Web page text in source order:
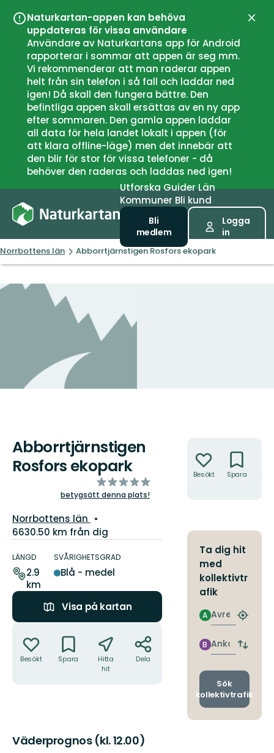
Naturkartan-appen kan behöva
uppdateras för vissa användare
Användare av Naturkartans app för Android
rapporterar i sommar att appen är seg mm.
Vi rekommenderar att man raderar appen
helt från sin telefon i så fall och laddar ned
igen! Då skall den fungera bättre. Den
befintliga appen skall ersättas av en ny app
efter sommaren. Den gamla appen laddar
all data för hela landet lokalt i appen (för
att klara offline-läge) men det innebär att
den blir för stor för vissa telefoner - då
behöver den raderas och laddas ned igen!
UtforskaGuiderLän
Kommuner Bli kund
Bli
medlem
Logga
in
Norrbottens län Abborrtjärnstigen Rosfors ekopark
Abborrtjärnstigen
Rosfors ekopark
av
5
betygsätt denna plats!
Län:
Norrbottens län
6630.50 km från dig
om
leden
LÄNGD
2.9
km
SVÅRIGHETSGRAD
Blå - medel
Visa på kartan
Besökt Spara
Hitta
hit
Dela
Väderprognos (kl. 12.00)
Besökt Spara
Ta dig hit
med
kollektivtr
afik
Avresa
A
Hitta
Ankomst
B
Byt
och
Sök
kollektivtrafik